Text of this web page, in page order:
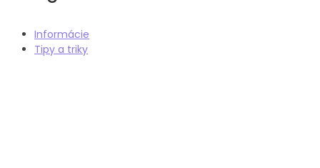
Informácie
Tipy a triky